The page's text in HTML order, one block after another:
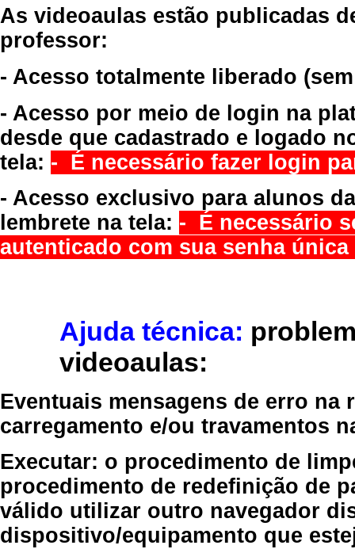
As videoaulas estão publicadas
professor:
- Acesso totalmente liberado
- Acesso por meio de login na
desde que cadastrado e logado
tela: - É necessário fazer login
- Acesso exclusivo para alunos
lembrete na tela: - É necessário
autenticado com sua senha
Ajuda técnica:
videoaulas:
Eventuais mensagens de erro
carregamento e/ou travamentos
Executar: o procedimento de
procedimento de redefinição de
válido utilizar outro navegador
dispositivo/equipamento que